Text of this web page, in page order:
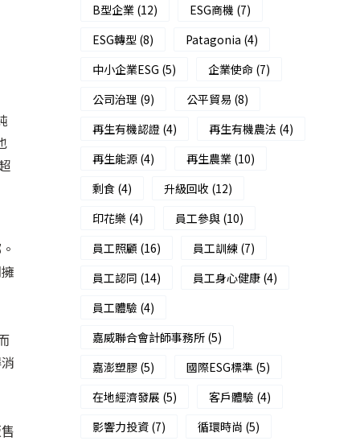
B型企業(12) ESG商機 (7)
ESG轉型 (8) Patagonia (4)
中小企業ESG (5) 企業使命(7)
公司治理 (9) 公平貿易 (8)
再生有機認證(4) 再生有機農法 (4)
再生能源(4) 再生農業(10)
剩食(4) 升級回收 (12)
印花樂 (4) 員工參與(10)
員工照顧 (16) 員工訓練(7)
員工認同 (14) 員工身心健康(4)
員工體驗 (4)
嘉威聯合會計師事務所(5)
嘉澎塑膠(5) 國際ESG標準(5)
在地經濟發展 (5) 客戶體驗 (4)
影響力投資(7) 循環時尚 (5)